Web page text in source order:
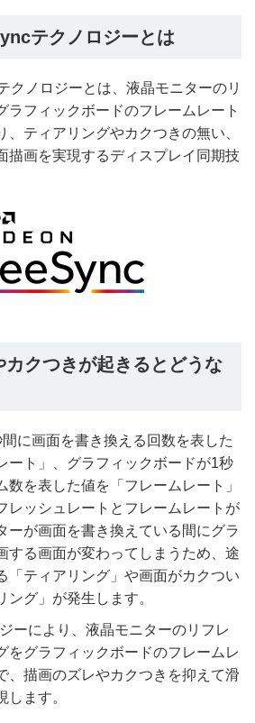
テクノロジーとは
クノロジーとは、液晶モニターのリ
ラフィックボードのフレームレート
、ティアリングやカクつきの無い、
描画を実現するディスプレイ同期技
カクつきが起きるとどうな
に画面を書き換える回数を表した
ート」、グラフィックボードが1秒
数を表した値を「フレームレート」
レッシュレートとフレームレートが
ーが画面を書き換えている間にグラ
する画面が変わってしまうため、途
「ティアリング」や画面がカクつい
グ」が発生します。
ーにより、液晶モニターのリフレ
をグラフィックボードのフレームレ
、描画のズレやカクつきを抑えて滑
します。